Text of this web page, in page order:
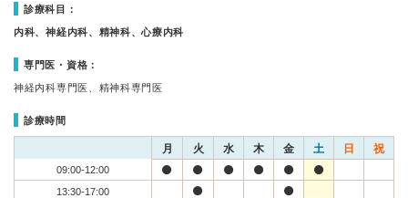
診療科目：
内科、神経内科、精神科、心療内科
専門医・資格：
神経内科専門医、精神科専門医
診療時間
月 火 水 木 金 土 日 祝
09:00-12:00
13:30-17:00